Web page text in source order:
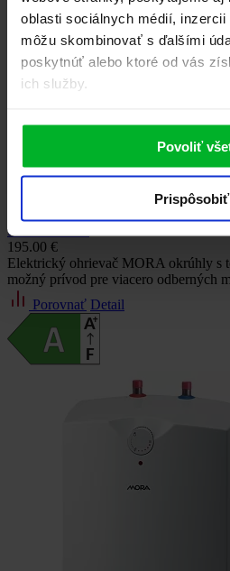
oblasti sociálnych médií,
môžu skombinovať s ďalšími
poskytnúť alebo ktoré od vás
ich služby.
Povoliť
Prispôsobiť
EOM 80 PKT
195.00 €
Elektrický ohrievač MORA okrúhly s
možný prívod pre viacero odberných
Porovnať Detail